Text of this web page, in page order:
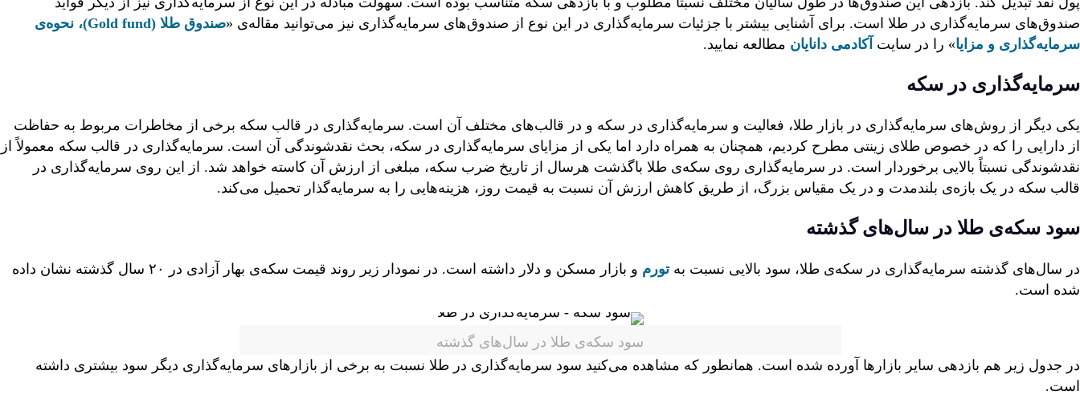
صندوق‌های سرمایه‌گذاری در طلا است. برای آشنایی بیشتر با جزئیات سرمایه‌گذاری در این نوع از صندوق‌های سرمایه‌گذاری نیز می‌توانید مقاله‌ی «
صندوق‌ طلا (Gold fund)، نحوه‌ی
سرمایه‌گذاری و مزایا» را در سایت آکادمی دانایان مطالعه نمایید.
سرمایه‌گذاری در سکه
یکی دیگر از روش‌های سرمایه‌گذاری در بازار طلا، فعالیت و سرمایه‌گذاری در سکه و در قالب‌های مختلف آن است. سرمایه‌گذاری در قالب سکه برخی از مخاطرات مربوط به حفاظت
از دارایی را که در خصوص طلای زینتی مطرح کردیم، همچنان به همراه دارد اما یکی از مزایای سرمایه‌گذاری در سکه، بحث نقدشوندگی آن است. سرمایه‌گذاری در قالب سکه معمولاً از
نقدشوندگی نسبتاً بالایی برخوردار است. در سرمایه‌گذاری روی سکه‌ی طلا باگذشت هرسال از تاریخ ضرب سکه، مبلغی از ارزش آن کاسته خواهد شد. از این روی سرمایه‌گذاری در
قالب سکه در یک بازه‌ی بلندمدت و در یک مقیاس بزرگ، از طریق کاهش ارزش آن نسبت به قیمت روز، هزینه‌هایی را به سرمایه‌گذار تحمیل می‌کند.
سود سکه‌ی طلا در سال‌های گذشته
در سال‌های گذشته سرمایه‌گذاری در سکه‌ی طلا، سود بالایی نسبت بهتورم
و بازار مسکن و دلار داشته است. در نمودار زیر روند قیمت سکه‌ی بهار آزادی در ۲۰ سال گذشته نشان داده
شده است.
سود سکه‌ی طلا در سال‌های گذشته
در جدول زیر هم بازدهی سایر بازارها آورده شده است. همانطور که مشاهده می‌کنید سود سرمایه‌گذاری در طلا نسبت به برخی از بازارهای سرمایه‌گذاری دیگر سود بیشتری داشته
است.